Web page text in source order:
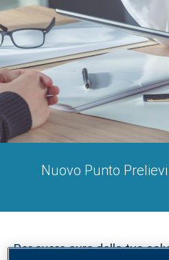
Nuovo Punto
Per avere cura della tua